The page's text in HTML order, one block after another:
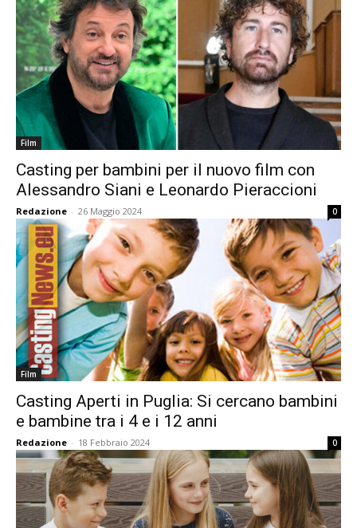
Film
Casting per bambini per il nuovo film con
Alessandro Siani e Leonardo Pieraccioni
Redazione - 26 Maggio 2024 0
Film
Casting Aperti in Puglia: Si cercano bambini
e bambine tra i 4 e i 12 anni
Redazione - 18 Febbraio 2024 0